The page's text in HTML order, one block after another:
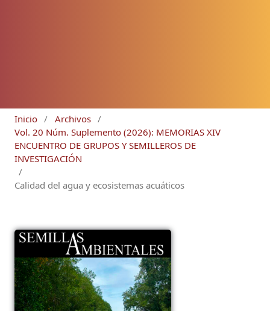
Inicio / Archivos /
Vol. 20 Núm. Suplemento (2026): MEMORIAS XIV
ENCUENTRO DE GRUPOS Y SEMILLEROS DE
INVESTIGACIÓN
/
Calidad del agua y ecosistemas acuáticos